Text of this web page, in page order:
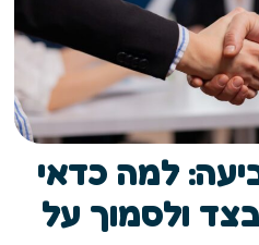
למה כדאי
ולסמוך על